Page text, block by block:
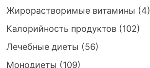
Жирорастворимые витамины (4)
Калорийность продуктов(102)
Лечебные диеты (56)
Монодиеты (109)